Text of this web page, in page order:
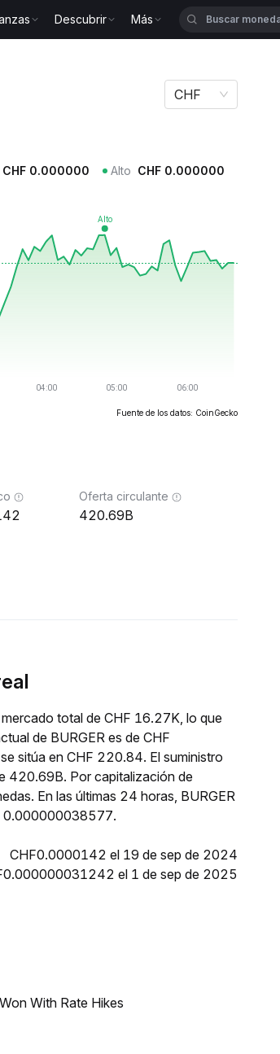
Descubrir Más
CHF
CHF 0.000000 Alto CHF 0.000000
Fuente de los datos: CoinGecko
Oferta circulante
420.69B
total de CHF 16.27K, lo que
de BURGER es de CHF
sitúa en CHF 220.84. El suministro
420.69B. Por capitalización de
En las últimas 24 horas, BURGER
0.000000038577.
CHF0.0000142 el 19 de sep de 2024
el 1 de sep de 2025
With Rate Hikes